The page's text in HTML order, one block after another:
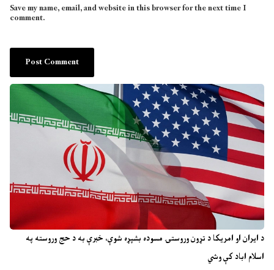
د ایران او امریکا د تړون وروستۍ مسوده بشپړه شوې، خبرې به د حج وروسته په
اسلام اباد کې وشي
Save my name, email, and website in this browser for the next time I
comment.